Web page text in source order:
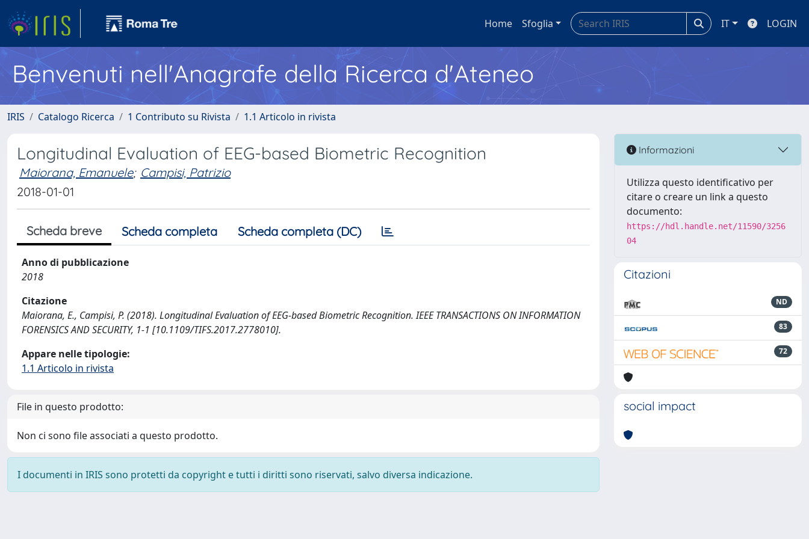
Home Sfoglia IT LOGIN
Benvenuti nell'Anagrafe della Ricerca d'Ateneo
IRIS Catalogo Ricerca 1 Contributo su Rivista 1.1 Articolo in rivista
Longitudinal Evaluation of EEG-based Biometric Recognition
Maiorana, Emanuele; Campisi, Patrizio
2018-01-01
Scheda breve Scheda completa Scheda completa (DC)
Anno di pubblicazione
2018
Citazione
Maiorana, E., Campisi, P. (2018). Longitudinal Evaluation of EEG-based Biometric Recognition. IEEE TRANSACTIONS ON INFORMATION
FORENSICS AND SECURITY, 1-1 [10.1109/TIFS.2017.2778010].
Appare nelle tipologie:
1.1 Articolo in rivista
File in questo prodotto:
Non ci sono file associati a questo prodotto.
I documenti in IRIS sono protetti da copyright e tutti i diritti sono riservati, salvo diversa indicazione.
Informazioni
Utilizza questo identificativo per
citare o creare un link a questo
documento:
https://hdl.handle.net/11590/3256
04
Citazioni
ND
83
72
social impact